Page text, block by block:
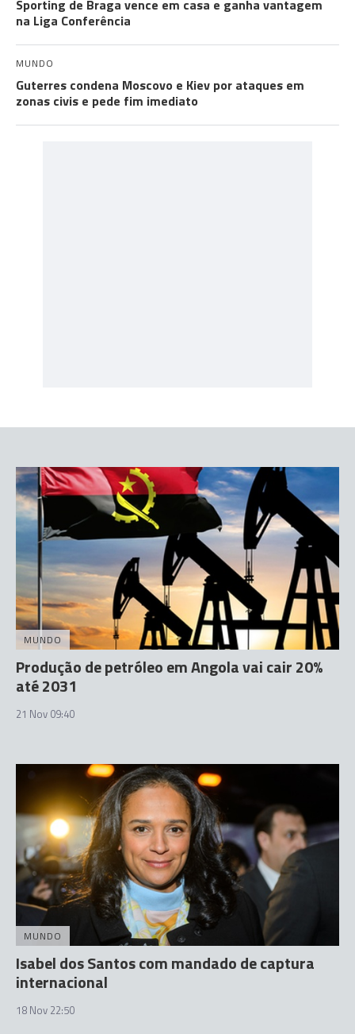
Sporting de Braga vence em casa e ganha vantagem
na Liga Conferência
MUNDO
Guterres condena Moscovo e Kiev por ataques em
zonas civis e pede fim imediato
MUNDO
Produção de petróleo em Angola vai cair 20%
até 2031
21 Nov 09:40
MUNDO
Isabel dos Santos com mandado de captura
internacional
18 Nov 22:50